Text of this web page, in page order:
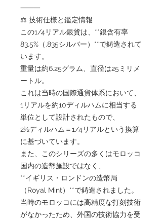
⸻
⚖️ 技術仕様と鑑定情報
この1/4リアル銀貨は、**銀含有率
83.5%（.835シルバー）**で鋳造されて
います。
重量は約6.25グラム、直径は25ミリメ
ートル。
これは当時の国際通貨体系において、
1リアルを約10ディルハムに相当する
単位として設計されたもので、
2½ディルハム＝1/4リアルという換算
に基づいています。
また、このシリーズの多くはモロッコ
国内の造幣施設ではなく、
**イギリス・ロンドンの造幣局
（Royal Mint）**で鋳造されました。
当時のモロッコには高精度な打刻技術
がなかったため、外国の技術協力を受